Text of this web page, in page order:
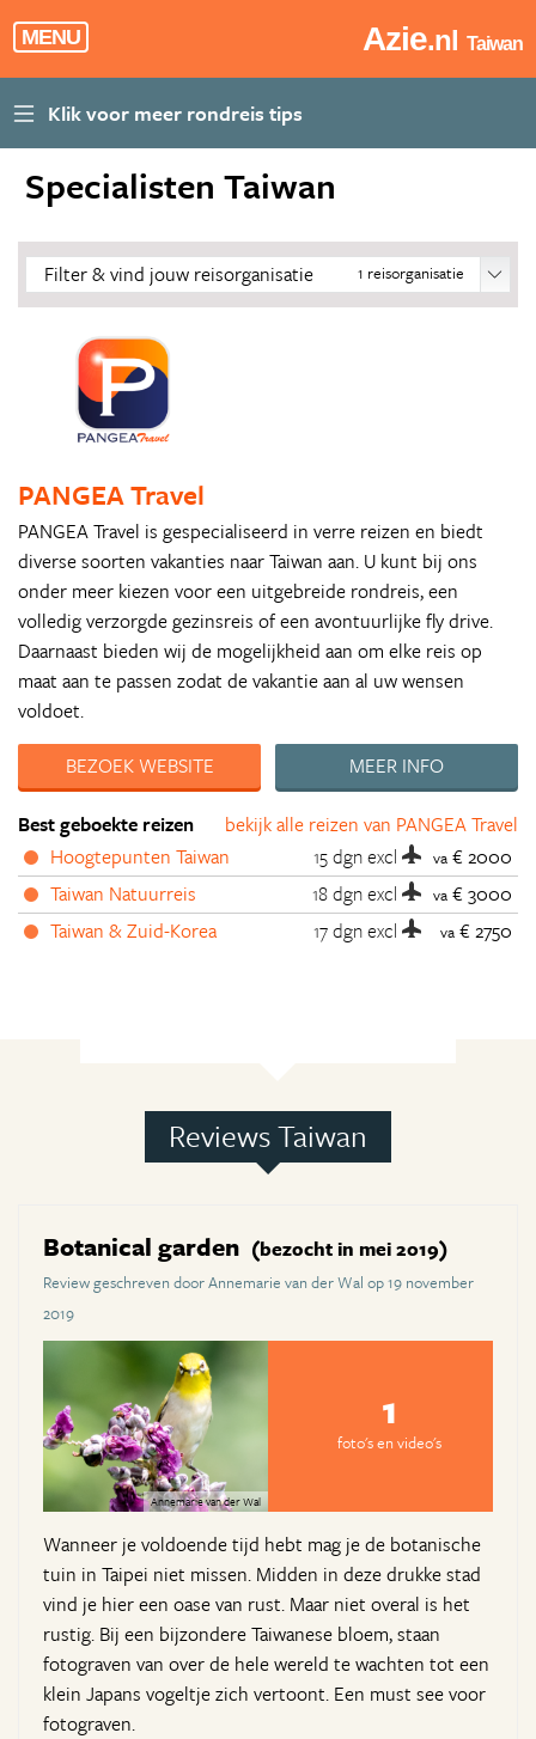
MENU Azie.nl Taiwan
Specialisten Taiwan
1 reisorganisatie
Filter & vind jouw reisorganisatie
PANGEA Travel
PANGEA Travel is gespecialiseerd in verre reizen en biedt
diverse soorten vakanties naar Taiwan aan. U kunt bij ons
onder meer kiezen voor een uitgebreide rondreis, een
volledig verzorgde gezinsreis of een avontuurlijke fly drive.
Daarnaast bieden wij de mogelijkheid aan om elke reis op
maat aan te passen zodat de vakantie aan al uw wensen
voldoet.
BEZOEK WEBSITE
MEER INFO
bekijk alle reizen van PANGEA Travel
Best geboekte reizen
Hoogtepunten Taiwan
15 dgnexcl va € 2000
Taiwan Natuurreis
18 dgnexcl va € 3000
Taiwan & Zuid-Korea
17 dgnexcl va € 2750
Reviews Taiwan
Botanical garden (bezocht in mei 2019)
Review geschreven door Annemarie van der Wal op 19 november
2019
Annemarie van der Wal
1
foto's en video's
Wanneer je voldoende tijd hebt mag je de botanische
tuin in Taipei niet missen. Midden in deze drukke stad
vind je hier een oase van rust. Maar niet overal is het
rustig. Bij een bijzondere Taiwanese bloem, staan
fotograven van over de hele wereld te wachten tot een
klein Japans vogeltje zich vertoont. Een must see voor
fotograven.